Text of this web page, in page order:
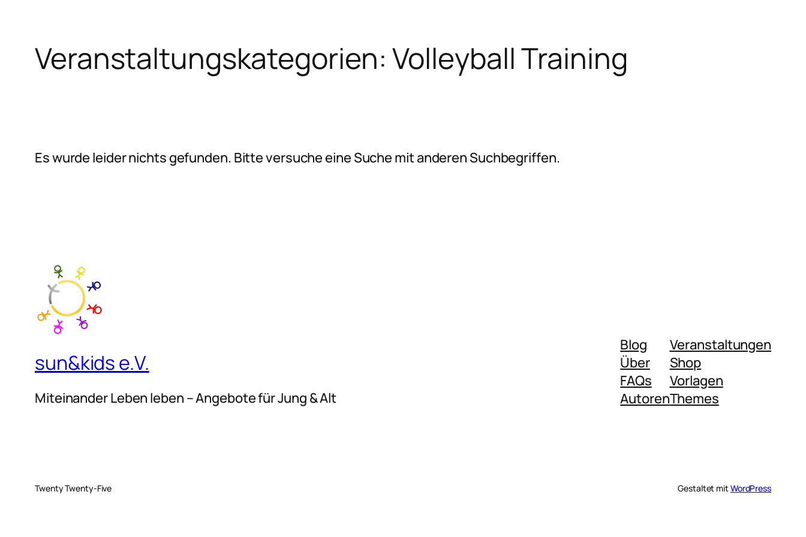
Veranstaltungskategorien:Volleyball Training
Es wurde leider nichts gefunden. Bitte versuche eine Suche mit anderen Suchbegriffen.
sun&kids e.V.
Miteinander Leben leben – Angebote für Jung & Alt
Blog
Über
FAQs
Autoren
Veranstaltungen
Shop
Vorlagen
Themes
Twenty Twenty-Five Gestaltet mitWordPress